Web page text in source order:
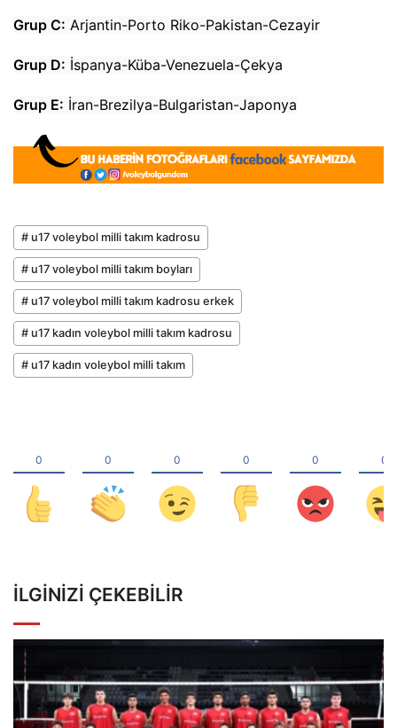
Grup C: Arjantin-Porto Riko-Pakistan-Cezayir
Grup D: İspanya-Küba-Venezuela-Çekya
Grup E: İran-Brezilya-Bulgaristan-Japonya
# u17 voleybol milli takım kadrosu
# u17 voleybol milli takım boyları
# u17 voleybol milli takım kadrosu erkek
# u17 kadın voleybol milli takım kadrosu
# u17 kadın voleybol milli takım
İLGINIZI ÇEKEBILIR